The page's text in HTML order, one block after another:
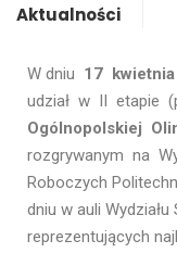
Aktualności
W dniu 17
udział w II etapie
Ogólnopolskiej
rozgrywanym na
Roboczych
dniu w auli
reprezentujących